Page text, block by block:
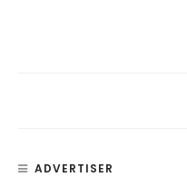
ADVERTISER